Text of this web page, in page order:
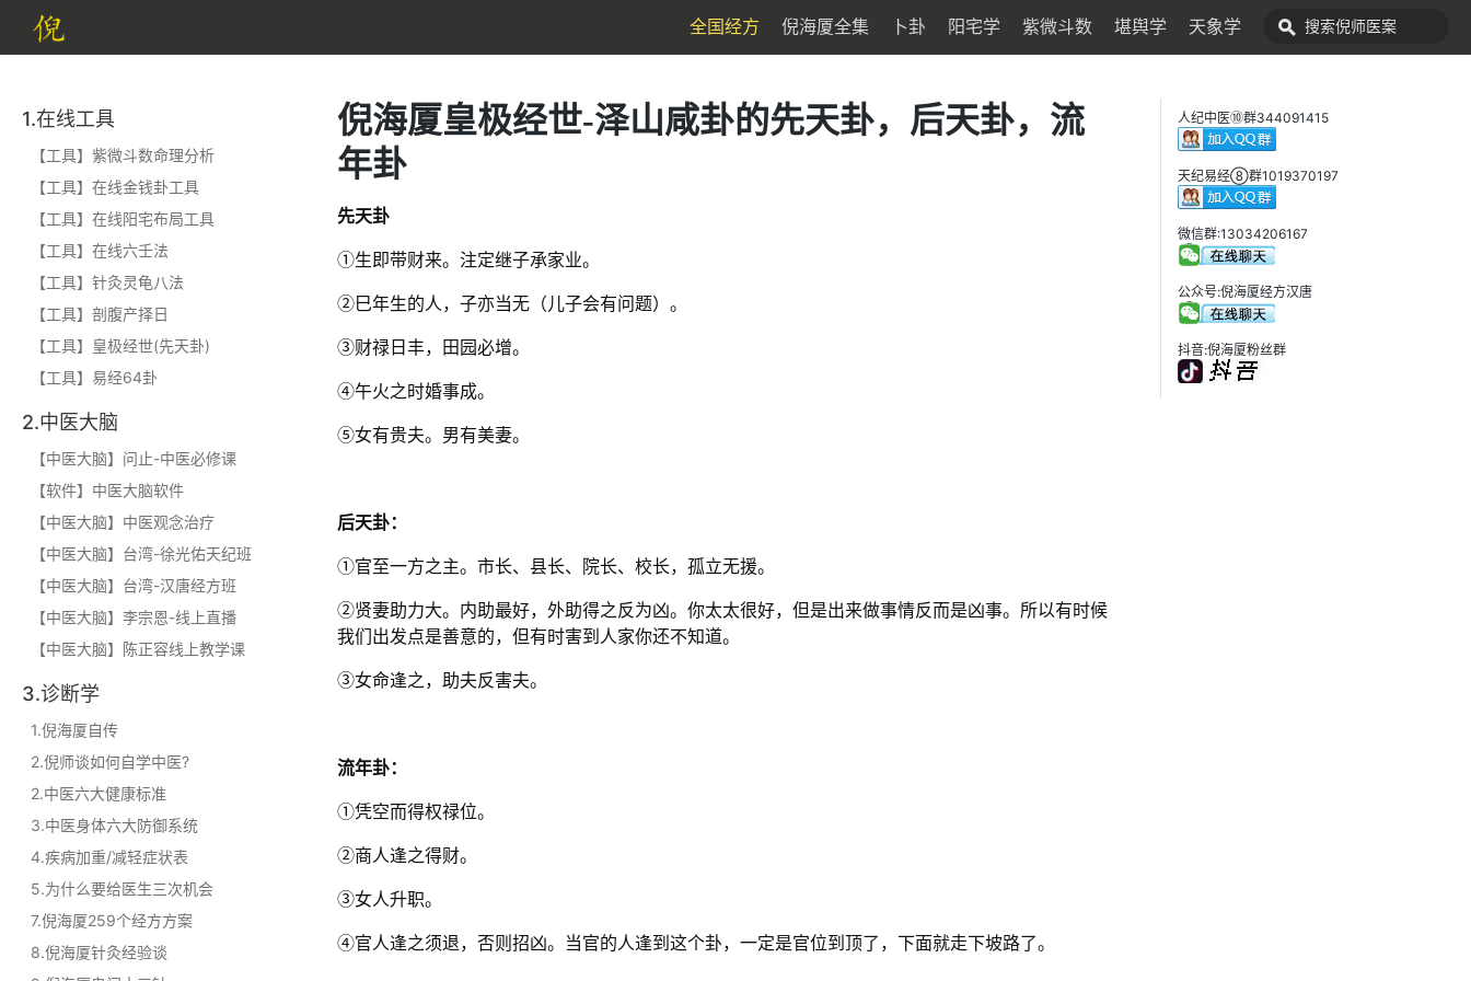
全国经方 倪海厦全集 卜卦 阳宅学 紫微斗数 堪舆学 天象学
1.在线工具
【工具】紫微斗数命理分析
【工具】在线金钱卦工具
【工具】在线阳宅布局工具
【工具】在线六壬法
【工具】针灸灵龟八法
【工具】剖腹产择日
【工具】皇极经世(先天卦)
【工具】易经64卦
2.中医大脑
【中医大脑】问止-中医必修课
【软件】中医大脑软件
【中医大脑】中医观念治疗
【中医大脑】台湾-徐光佑天纪班
【中医大脑】台湾-汉唐经方班
【中医大脑】李宗恩-线上直播
【中医大脑】陈正容线上教学课
3.诊断学
1.倪海厦自传
2.倪师谈如何自学中医?
2.中医六大健康标准
3.中医身体六大防御系统
4.疾病加重/减轻症状表
5.为什么要给医生三次机会
7.倪海厦259个经方方案
8.倪海厦针灸经验谈
倪海厦皇极经世-泽山咸卦的先天卦，后天卦，流
年卦
先天卦
①生即带财来。注定继子承家业。
②巳年生的人，子亦当无（儿子会有问题）。
③财禄日丰，田园必增。
④午火之时婚事成。
⑤女有贵夫。男有美妻。
后天卦：
①官至一方之主。市长、县长、院长、校长，孤立无援。
②贤妻助力大。内助最好，外助得之反为凶。你太太很好，但是出来做事情反而是凶事。所以有时候
我们出发点是善意的，但有时害到人家你还不知道。
③女命逢之，助夫反害夫。
流年卦：
①凭空而得权禄位。
②商人逢之得财。
③女人升职。
④官人逢之须退，否则招凶。当官的人逢到这个卦，一定是官位到顶了，下面就走下坡路了。
人纪中医⑩群344091415
天纪易经⑧群1019370197
微信群:13034206167
公众号:倪海厦经方汉唐
抖音:倪海厦粉丝群